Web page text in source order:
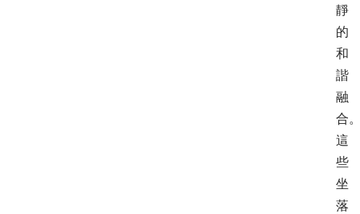
靜
的
和
諧
融
合
這
些
坐
落